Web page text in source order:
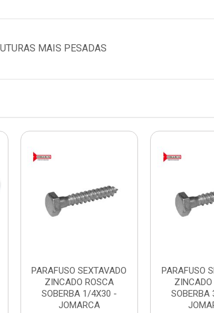
MAIS PESADAS
PARAFUSO SEXTAVADO
ZINCADO ROSCA
SOBERBA 1/4X30 -
JOMARCA
PARAFUSO